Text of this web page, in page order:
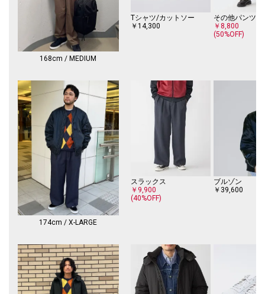
環境によって、実際の色味と異なって見える場合があります。
商品の色味は商品単体で撮影した画像をご参照ください。
※画像の商品はサンプルです。
実際の商品と仕様、加工、サイズが若干異なる場合がございます。
168cm / MEDIUM
Tシャツ/カットソー
￥14,300
その他パンツ
￥8,800
(50%OFF)
174cm / X-LARGE
スラックス
￥9,900
(40%OFF)
ブルゾン
￥39,600